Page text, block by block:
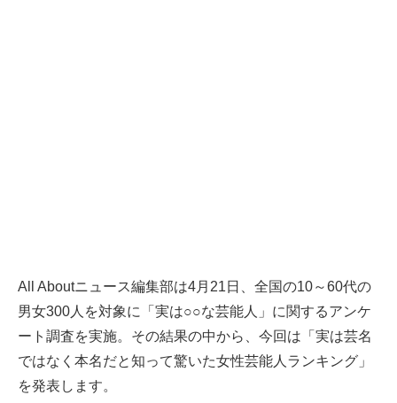
All Aboutニュース編集部は4月21日、全国の10～60代の
男女300人を対象に「実は○○な芸能人」に関するアンケ
ート調査を実施。その結果の中から、今回は「実は芸名
ではなく本名だと知って驚いた女性芸能人ランキング」
を発表します。